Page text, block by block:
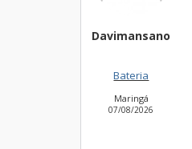
Davimansano
Bateria
Maringá
07/08/2026